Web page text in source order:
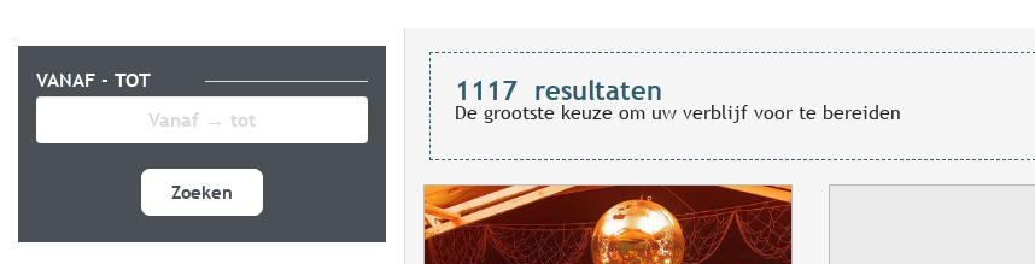
VANAF - TOT
Zoeken
1117 resultaten
De grootste keuze om uw verblijf voor te bereiden